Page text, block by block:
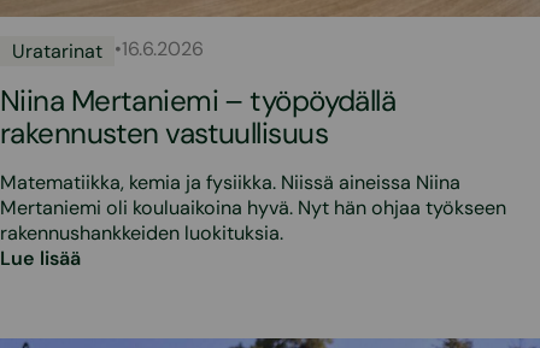
Uratarinat •16.6.2026
Niina Mertaniemi – työpöydällä
rakennusten vastuullisuus
Matematiikka, kemia ja fysiikka. Niissä aineissa Niina
Mertaniemi oli kouluaikoina hyvä. Nyt hän ohjaa työkseen
rakennushankkeiden luokituksia.
Lue lisää